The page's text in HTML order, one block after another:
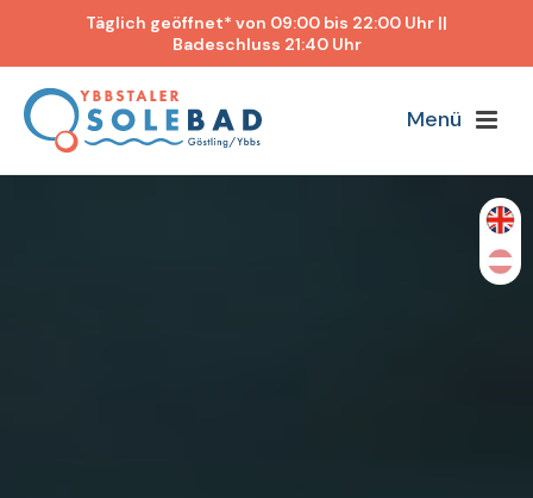
Täglich geöffnet* von 09:00 bis 22:00 Uhr ||
Badeschluss 21:40 Uhr